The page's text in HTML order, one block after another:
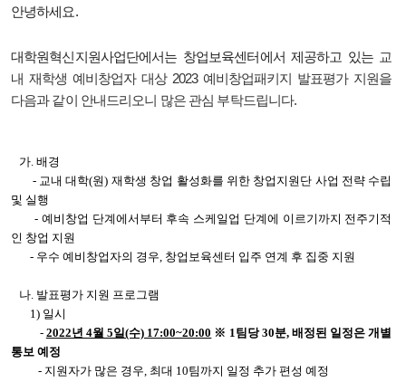
안녕하세요.
대학원혁신지원사업단에서는 창업보육센터에서 제공하고 있는 교
내 재학생 예비창업자 대상 2023 예비창업패키지 발표평가 지원을
다음과 같이 안내드리오니 많은 관심 부탁드립니다.
가. 배경
- 교내 대학(원) 재학생 창업 활성화를 위한 창업지원단 사업 전략 수립
및 실행
- 예비창업 단계에서부터 후속 스케일업 단계에 이르기까지 전주기적
인 창업 지원
- 우수 예비창업자의 경우, 창업보육센터 입주 연계 후 집중 지원
나. 발표평가 지원 프로그램
1) 일시
- 2022년 4월 5일(수) 17:00~20:00 ※ 1팀당 30분, 배정된 일정은 개별
통보 예정
- 지원자가 많은 경우, 최대 10팀까지 일정 추가 편성 예정